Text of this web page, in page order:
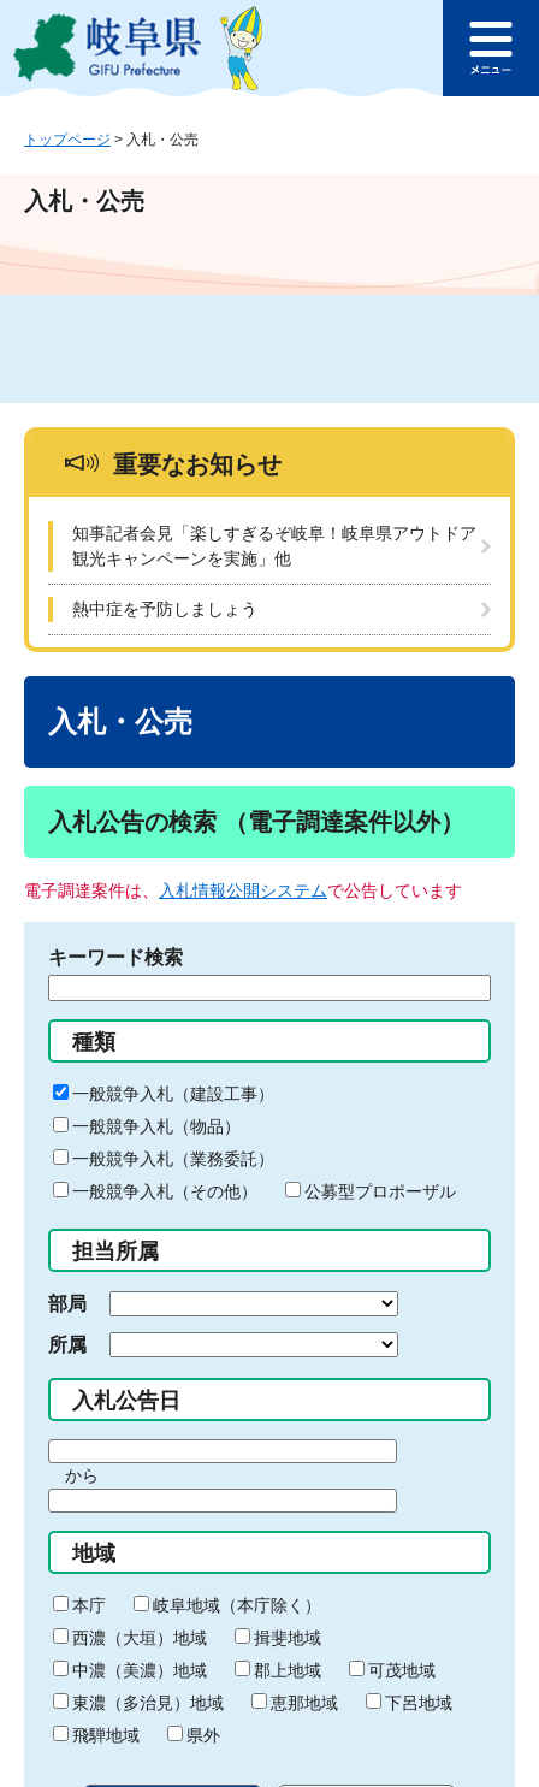
ジ
ュ
文
このページの本文へ
ュ
トップページ > 入札・公売
入札・公売
重要なお知らせ
知事記者会見「楽しすぎるぞ岐阜！岐阜県アウトドア
観光キャンペーンを実施」他
熱中症を予防しましょう
入札・公売
入札公告の検索 （電子調達案件以外）
電子調達案件は、 入札情報公開システムで公告しています
キーワード検索
る
キ
ー
ワ
ー
ド
入
力
種類
一般競争入札（建設工事）
一般競争入札（物品）
一般競争入札（業務委託）
一般競争入札（その他）
公募型プロポーザル
担当所属
部局
所属
入札公告日
間
始
り
から
間
終
わ
り
地域
本庁
岐阜地域（本庁除く）
西濃（大垣）地域
揖斐地域
中濃（美濃）地域
郡上地域
可茂地域
東濃（多治見）地域
恵那地域
下呂地域
飛騨地域
県外